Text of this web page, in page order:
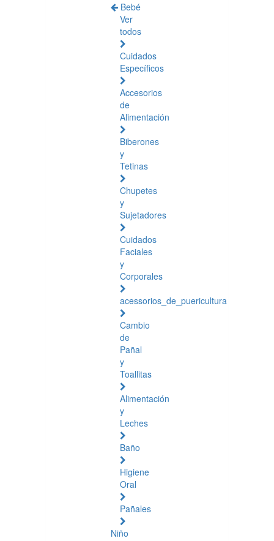
Bebé
Ver
todos
Cuidados
Específicos
Accesorios
de
Alimentación
Biberones
y
Tetinas
Chupetes
y
Sujetadores
Cuidados
Faciales
y
Corporales
acessorios_de_puericultura
Cambio
de
Pañal
y
Toallitas
Alimentación
y
Leches
Baño
Higiene
Oral
Pañales
Niño